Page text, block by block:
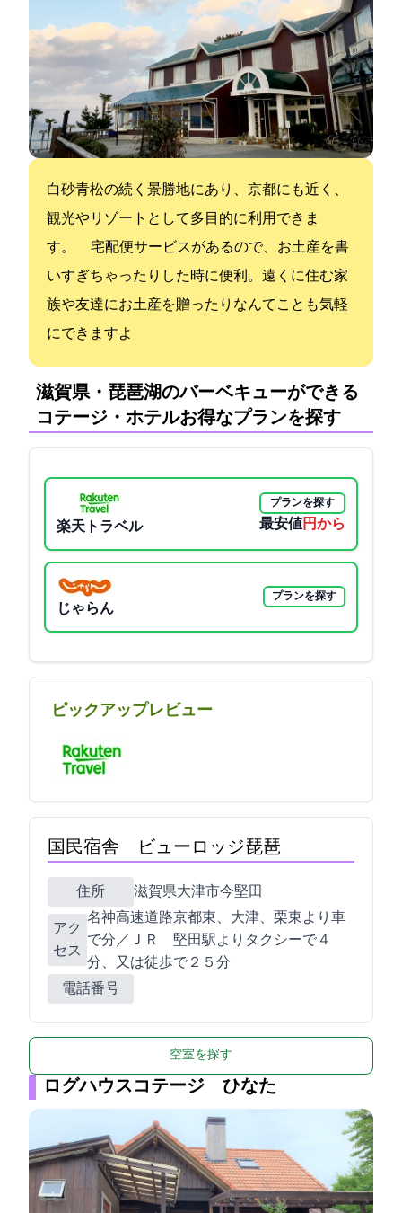
白砂青松の続く景勝地にあり、京都にも近く、
観光やリゾートとして多目的に利用できま
す。 宅配便サービスがあるので、お土産を書
いすぎちゃったりした時に便利。遠くに住む家
族や友達にお土産を贈ったりなんてことも気軽
にできますよ
滋賀県・琵琶湖のバーベキューができる
コテージ・ホテル:お得なプランを探す
楽天トラベル
プランを探す
最安値4900円から
じゃらん
プランを探す
ピックアップレビュー
国民宿舎 ビューロッジ琵琶
住所 滋賀県大津市今堅田3-24-7
アク
セス
名神高速道路京都東I.C.、大津I.C.、栗東I.C.より車
で30分／ＪＲ 堅田駅よりタクシーで４
分、又は徒歩で２５分
電話番号
空室を探す
ログハウスコテージ ひなた